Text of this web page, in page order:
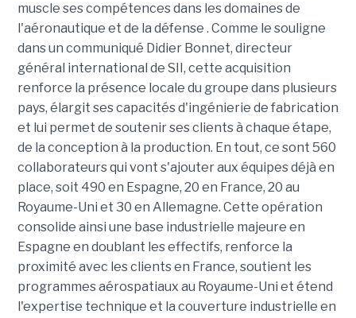
muscle ses compétences dans les domaines de
l'aéronautique et de la défense . Comme le souligne
dans un communiqué Didier Bonnet, directeur
général international de SII, cette acquisition
renforce la présence locale du groupe dans plusieurs
pays, élargit ses capacités d'ingénierie de fabrication
et lui permet de soutenir ses clients à chaque étape,
de la conception à la production. En tout, ce sont 560
collaborateurs qui vont s'ajouter aux équipes déjà en
place, soit 490 en Espagne, 20 en France, 20 au
Royaume-Uni et 30 en Allemagne. Cette opération
consolide ainsi une base industrielle majeure en
Espagne en doublant les effectifs, renforce la
proximité avec les clients en France, soutient les
programmes aérospatiaux au Royaume-Uni et étend
l'expertise technique et la couverture industrielle en